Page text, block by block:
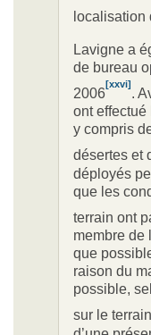
localisation
Lavigne a
de bureau
2006[xxvi]
.
ont effectué
y compris
désertes et
déployés
que les
terrain ont
membre de
que
raison du
possible,
sur le terrain